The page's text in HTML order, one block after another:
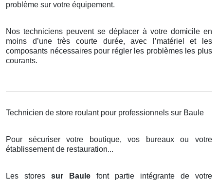
problème sur votre équipement.
Nos techniciens peuvent se déplacer à votre domicile en
moins d’une très courte durée, avec l’matériel et les
composants nécessaires pour régler les problèmes les plus
courants.
Technicien de store roulant pour professionnels sur Baule
Pour sécuriser votre boutique, vos bureaux ou votre
établissement de restauration...
Les stores sur Baule font partie intégrante de votre